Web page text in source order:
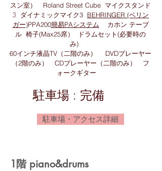
スン室） Roland Street Cube マイクスタンド
3
ダイナミックマイク3 BEHRINGER (ベリン
ガー)PPA200簡易PAシステム カホン テーブ
ル 椅子(Max25席） ドラムセット(必要時の
み)
60インチ液晶TV（二階のみ） DVDプレーヤー
（2階のみ） CDプレーヤー（二階のみ） フ
ォークギター
駐車場 : 完備
駐車場・アクセス詳細
​1階 piano&drums